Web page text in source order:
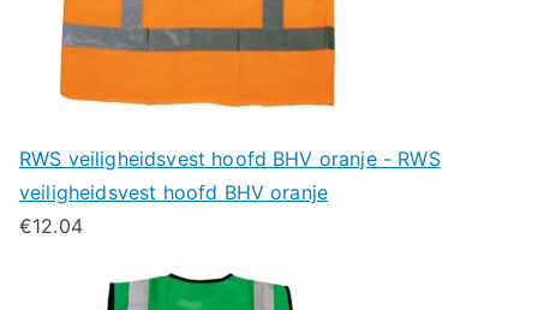
RWS veiligheidsvest hoofd BHV oranje - RWS
veiligheidsvest hoofd BHV oranje
€12.04